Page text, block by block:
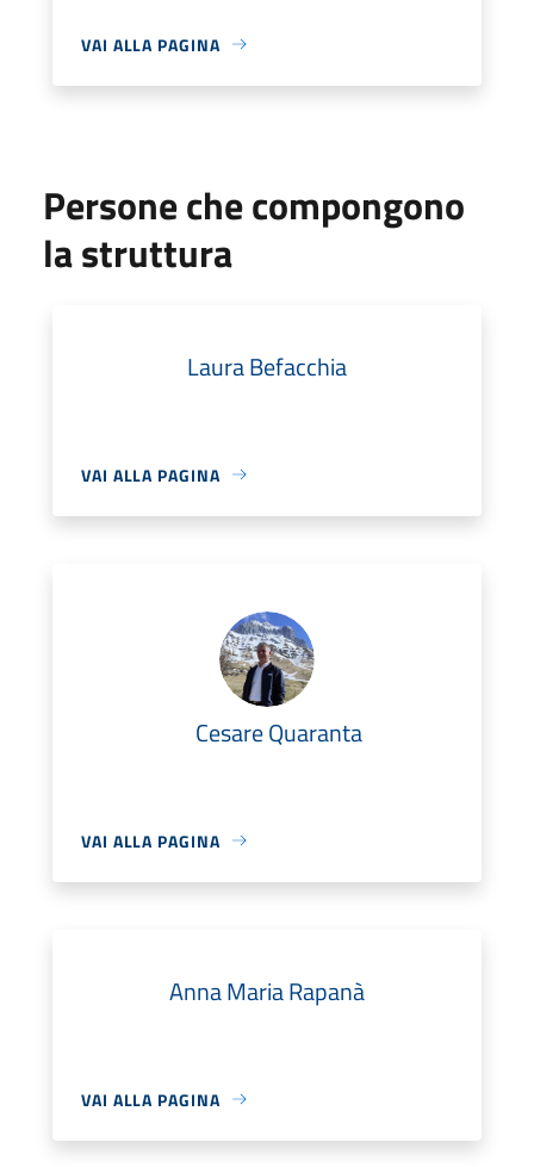
VAI ALLA PAGINA
Persone che compongono
la struttura
Laura Befacchia
VAI ALLA PAGINA
Cesare Quaranta
VAI ALLA PAGINA
Anna Maria Rapanà
VAI ALLA PAGINA